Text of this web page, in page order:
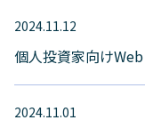
2024.11.12
個人投資家向け
2024.11.01